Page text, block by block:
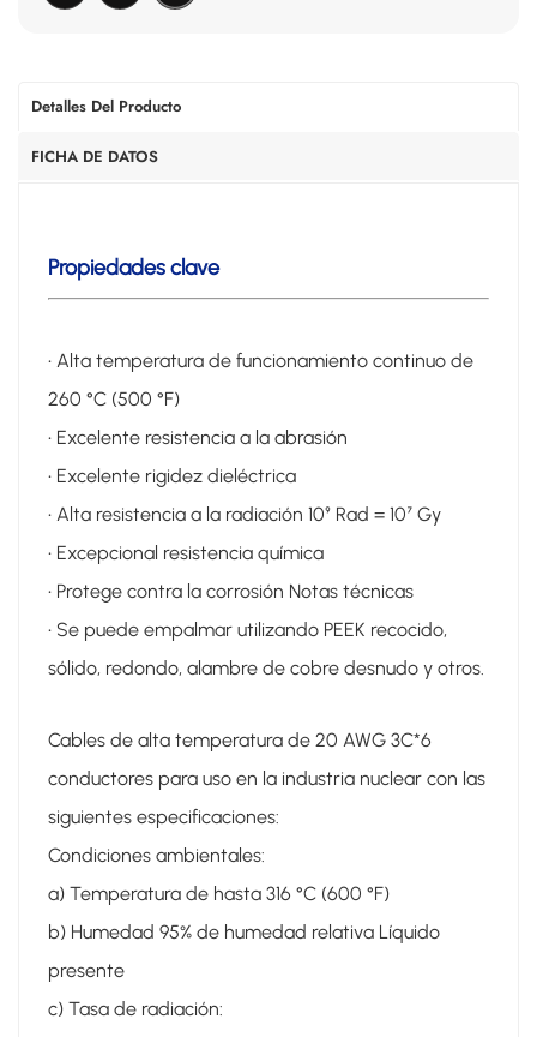
Detalles Del Producto
FICHA DE DATOS
Propiedades clave
• Alta temperatura de funcionamiento continuo de
260 °C (500 °F)
• Excelente resistencia a la abrasión
• Excelente rigidez dieléctrica
• Alta resistencia a la radiación 10⁹ Rad = 10⁷ Gy
• Excepcional resistencia química
• Protege contra la corrosión Notas técnicas
• Se puede empalmar utilizando PEEK recocido,
sólido, redondo, alambre de cobre desnudo y otros.
Cables de alta temperatura de 20 AWG 3C*6
conductores para uso en la industria nuclear con las
siguientes especificaciones:
Condiciones ambientales:
a) Temperatura de hasta 316 °C (600 °F)
b) Humedad 95% de humedad relativa Líquido
presente
c) Tasa de radiación: